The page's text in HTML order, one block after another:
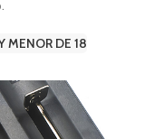
MENOR DE 18